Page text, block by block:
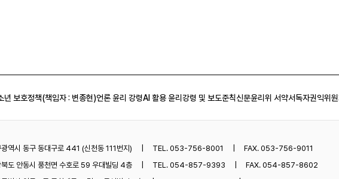
년 보호정책(책임자 : 변종현)언론 윤리 강령AI 활용 윤리강령 및 보도준칙신문윤리위 서약서독자권익위
역시 동구 동대구로 441 (신천동 111번지) TEL. 053-756-8001
FAX. 053-756-9011
도 안동시 풍천면 수호로 59 우대빌딩 4층 TEL. 054-857-9393
FAX. 054-857-8602